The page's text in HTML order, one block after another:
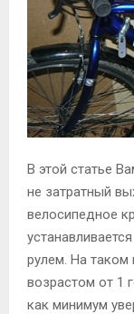
В этой статье
не затратный
велосипедное
рулем. На таком
возрастом от 1
как минимум